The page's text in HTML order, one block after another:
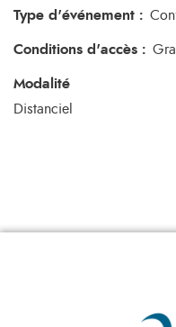
Type d'événement :
Conditions d'accès :
Modalité
Distanciel